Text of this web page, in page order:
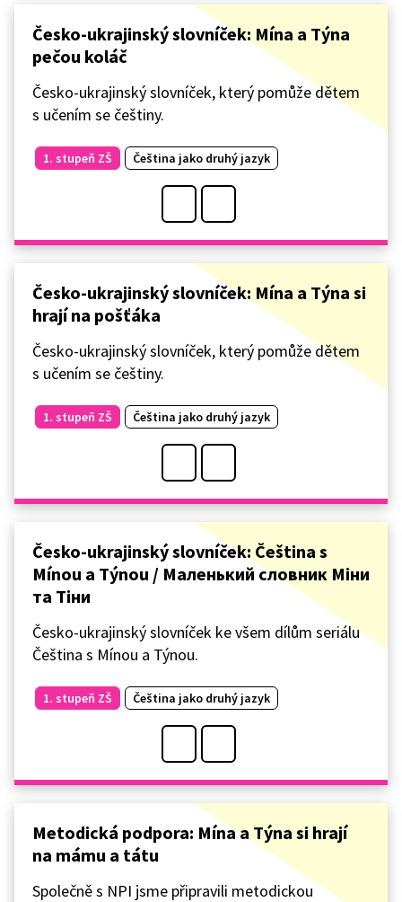
Česko-ukrajinský slovníček: Mína a Týna
pečou koláč
Česko-ukrajinský slovníček, který pomůže dětem
s učením se češtiny.
1. stupeň ZŠ Čeština jako druhý jazyk
Česko-ukrajinský slovníček: Mína a Týna si
hrají na pošťáka
Česko-ukrajinský slovníček, který pomůže dětem
s učením se češtiny.
1. stupeň ZŠ Čeština jako druhý jazyk
Česko-ukrajinský slovníček: Čeština s
Mínou a Týnou / Маленький словник Міни
та Тіни
Česko-ukrajinský slovníček ke všem dílům seriálu
Čeština s Mínou a Týnou.
1. stupeň ZŠ Čeština jako druhý jazyk
Metodická podpora: Mína a Týna si hrají
na mámu a tátu
Společně s NPI jsme připravili metodickou